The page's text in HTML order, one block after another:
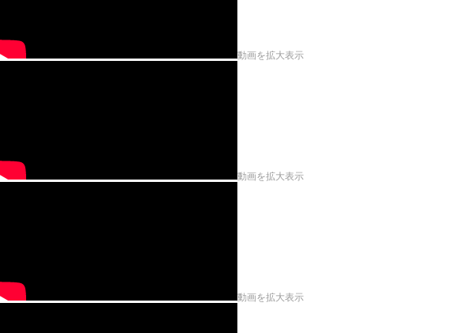
動画を拡大表示
動画を拡大表示
動画を拡大表示